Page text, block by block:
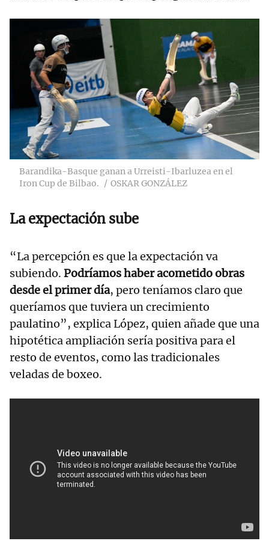
Barandika-Basque ganan a Urreisti-Ibarluzea en el
Iron Cup de Bilbao.
OSKAR GONZÁLEZ
La expectación sube
“La percepción es que la expectación va
subiendo. Podríamos haber acometido obras
desde el primer día, pero teníamos claro que
queríamos que tuviera un crecimiento
paulatino”, explica López, quien añade que una
hipotética ampliación sería positiva para el
resto de eventos, como las tradicionales
veladas de boxeo.